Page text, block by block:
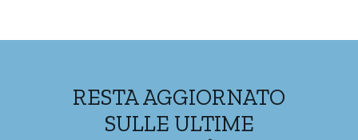
RESTA AGGIORNATO
SULLE ULTIME